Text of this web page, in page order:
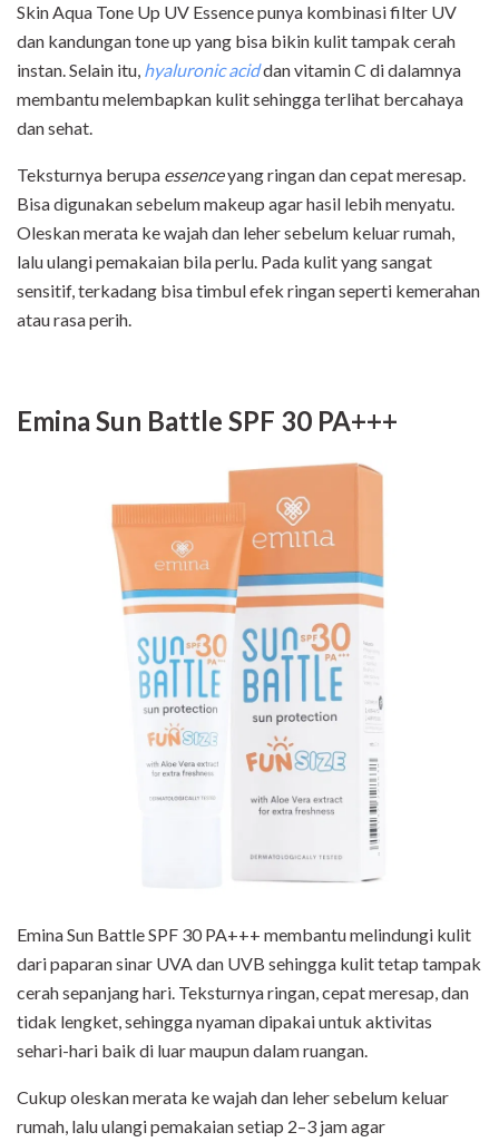
Skin Aqua Tone Up UV Essence punya kombinasi filter UV
dan kandungan tone up yang bisa bikin kulit tampak cerah
instan. Selain itu, hyaluronic aciddan vitamin C di dalamnya
membantu melembapkan kulit sehingga terlihat bercahaya
dan sehat.
Teksturnya berupa essenceyang ringan dan cepat meresap.
Bisa digunakan sebelum makeup agar hasil lebih menyatu.
Oleskan merata ke wajah dan leher sebelum keluar rumah,
lalu ulangi pemakaian bila perlu. Pada kulit yang sangat
sensitif, terkadang bisa timbul efek ringan seperti kemerahan
atau rasa perih.
Emina Sun Battle SPF 30 PA+++
Emina Sun Battle SPF 30 PA+++ membantu melindungi kulit
dari paparan sinar UVA dan UVB sehingga kulit tetap tampak
cerah sepanjang hari. Teksturnya ringan, cepat meresap, dan
tidak lengket, sehingga nyaman dipakai untuk aktivitas
sehari-hari baik di luar maupun dalam ruangan.
Cukup oleskan merata ke wajah dan leher sebelum keluar
rumah, lalu ulangi pemakaian setiap 2–3 jam agar